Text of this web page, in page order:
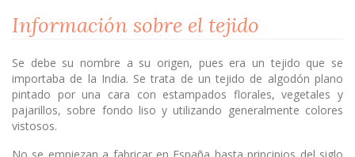
Información sobre el tejido
Se debe su nombre a su origen, pues era un tejido que se
importaba de la India. Se trata de un tejido de algodón plano
pintado por una cara con estampados florales, vegetales y
pajarillos, sobre fondo liso y utilizando generalmente colores
vistosos.